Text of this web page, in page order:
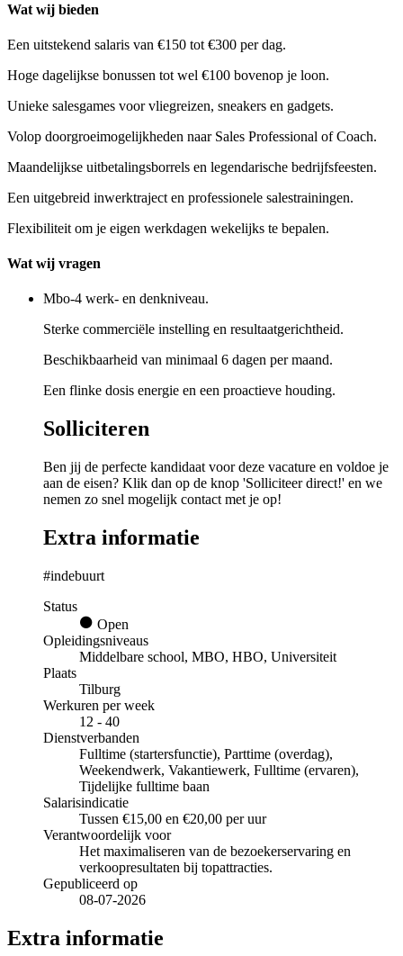
Wat wij bieden
Een uitstekend salaris van €150 tot €300 per dag.
Hoge dagelijkse bonussen tot wel €100 bovenop je loon.
Unieke salesgames voor vliegreizen, sneakers en gadgets.
Volop doorgroeimogelijkheden naar Sales Professional of Coach.
Maandelijkse uitbetalingsborrels en legendarische bedrijfsfeesten.
Een uitgebreid inwerktraject en professionele salestrainingen.
Flexibiliteit om je eigen werkdagen wekelijks te bepalen.
Wat wij vragen
Mbo-4 werk- en denkniveau.
Sterke commerciële instelling en resultaatgerichtheid.
Beschikbaarheid van minimaal 6 dagen per maand.
Een flinke dosis energie en een proactieve houding.
Solliciteren
Ben jij de perfecte kandidaat voor deze vacature en voldoe je
aan de eisen? Klik dan op de knop 'Solliciteer direct!' en we
nemen zo snel mogelijk contact met je op!
Extra informatie
#indebuurt
Status
Open
Opleidingsniveaus
Middelbare school, MBO, HBO, Universiteit
Plaats
Tilburg
Werkuren per week
12 - 40
Dienstverbanden
Fulltime (startersfunctie), Parttime (overdag),
Weekendwerk, Vakantiewerk, Fulltime (ervaren),
Tijdelijke fulltime baan
Salarisindicatie
Tussen €15,00 en €20,00 per uur
Verantwoordelijk voor
Het maximaliseren van de bezoekerservaring en
verkoopresultaten bij topattracties.
Gepubliceerd op
08-07-2026
Extra informatie